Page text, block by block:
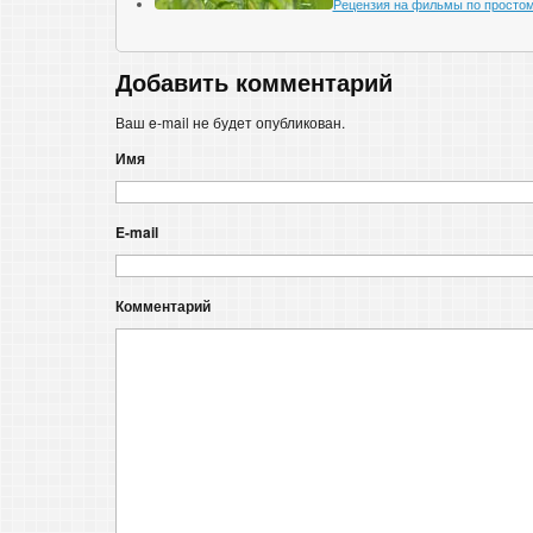
Добавить комментарий
Ваш e-mail не будет опубликован.
Имя
E-mail
Комментарий